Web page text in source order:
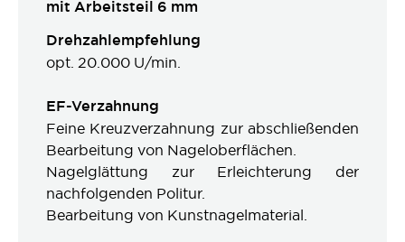
mit Arbeitsteil 6 mm
Drehzahlempfehlung
opt. 20.000 U/min.
EF-Verzahnung
Feine Kreuzverzahnung zur abschließenden
Bearbeitung von Nageloberflächen.
Nagelglättung zur Erleichterung der
nachfolgenden Politur.
Bearbeitung von Kunstnagelmaterial.